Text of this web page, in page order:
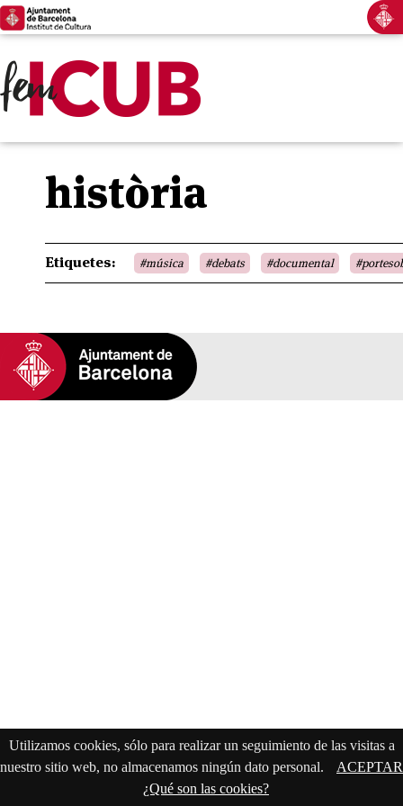
Utilizamos cookies, sólo para realizar un seguimiento de las visitas a
nuestro sitio web, no almacenamos ningún dato personal.
ACEPTAR
¿Qué son las cookies?
història
Etiquetes: #música #debats #documental